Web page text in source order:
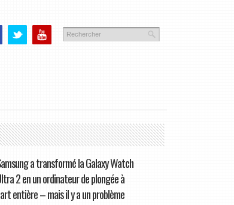
a transformé la Galaxy Watch
2 en un ordinateur de plongée à
entière – mais il y a un problème